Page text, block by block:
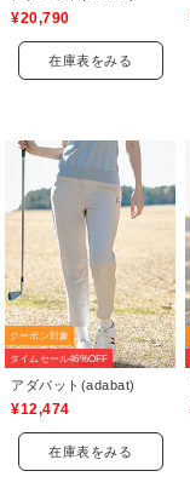
¥20,790
在庫表をみる
クーポン対象
タイムセール46%OFF
アダバット(adabat)
¥12,474
在庫表をみる